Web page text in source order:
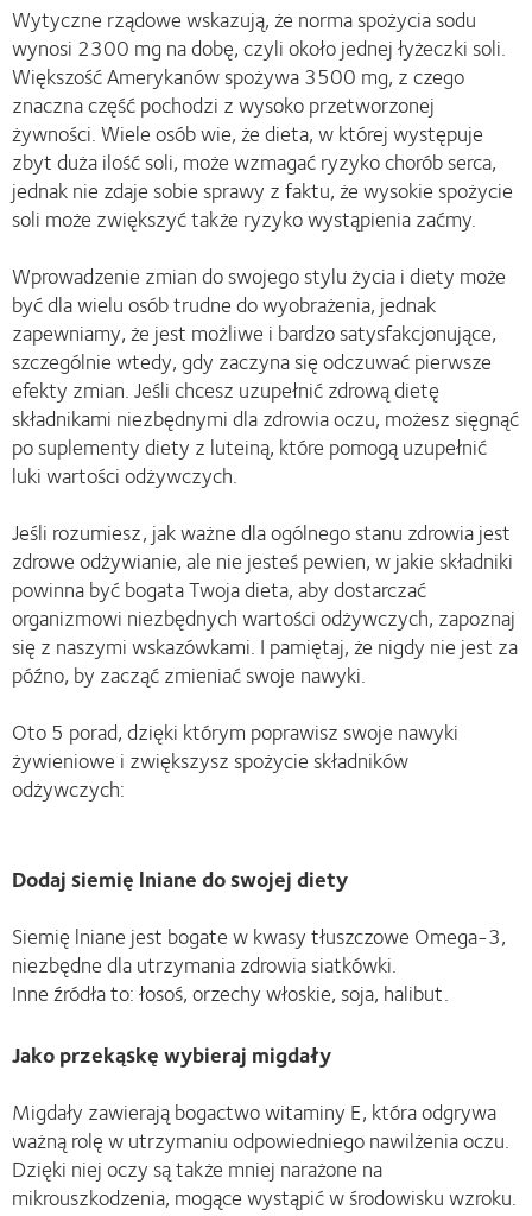
Wytyczne rządowe wskazują, że norma spożycia sodu
wynosi 2300 mg na dobę, czyli około jednej łyżeczki soli.
Większość Amerykanów spożywa 3500 mg, z czego
znaczna część pochodzi z wysoko przetworzonej
żywności. Wiele osób wie, że dieta, w której występuje
zbyt duża ilość soli, może wzmagać ryzyko chorób serca,
jednak nie zdaje sobie sprawy z faktu, że wysokie spożycie
soli może zwiększyć także ryzyko wystąpienia zaćmy.
Wprowadzenie zmian do swojego stylu życia i diety może
być dla wielu osób trudne do wyobrażenia, jednak
zapewniamy, że jest możliwe i bardzo satysfakcjonujące,
szczególnie wtedy, gdy zaczyna się odczuwać pierwsze
efekty zmian. Jeśli chcesz uzupełnić zdrową dietę
składnikami niezbędnymi dla zdrowia oczu, możesz sięgnąć
po suplementy diety z luteiną, które pomogą uzupełnić
luki wartości odżywczych.
Jeśli rozumiesz, jak ważne dla ogólnego stanu zdrowia jest
zdrowe odżywianie, ale nie jesteś pewien, w jakie składniki
powinna być bogata Twoja dieta, aby dostarczać
organizmowi niezbędnych wartości odżywczych, zapoznaj
się z naszymi wskazówkami. I pamiętaj, że nigdy nie jest za
późno, by zacząć zmieniać swoje nawyki.
Oto 5 porad, dzięki którym poprawisz swoje nawyki
żywieniowe i zwiększysz spożycie składników
odżywczych:
Dodaj siemię lniane do swojej diety
Siemię lniane jest bogate w kwasy tłuszczowe Omega-3,
niezbędne dla utrzymania zdrowia siatkówki.
Inne źródła to: łosoś, orzechy włoskie, soja, halibut.
Jako przekąskę wybieraj migdały
Migdały zawierają bogactwo witaminy E, która odgrywa
ważną rolę w utrzymaniu odpowiedniego nawilżenia oczu.
Dzięki niej oczy są także mniej narażone na
mikrouszkodzenia, mogące wystąpić w środowisku wzroku.